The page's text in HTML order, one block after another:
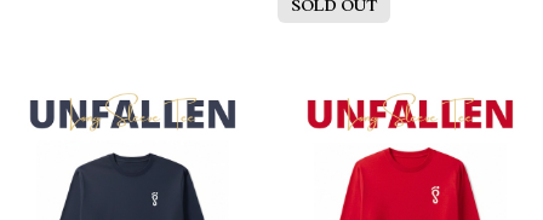
SOLD OUT